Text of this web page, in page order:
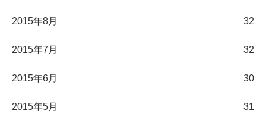
2015年8月 32
2015年7月 32
2015年6月 30
2015年5月 31